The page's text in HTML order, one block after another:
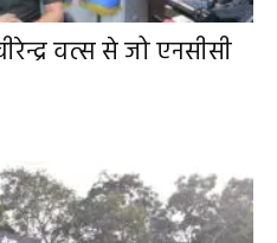
वत्स से जो एनसीसी